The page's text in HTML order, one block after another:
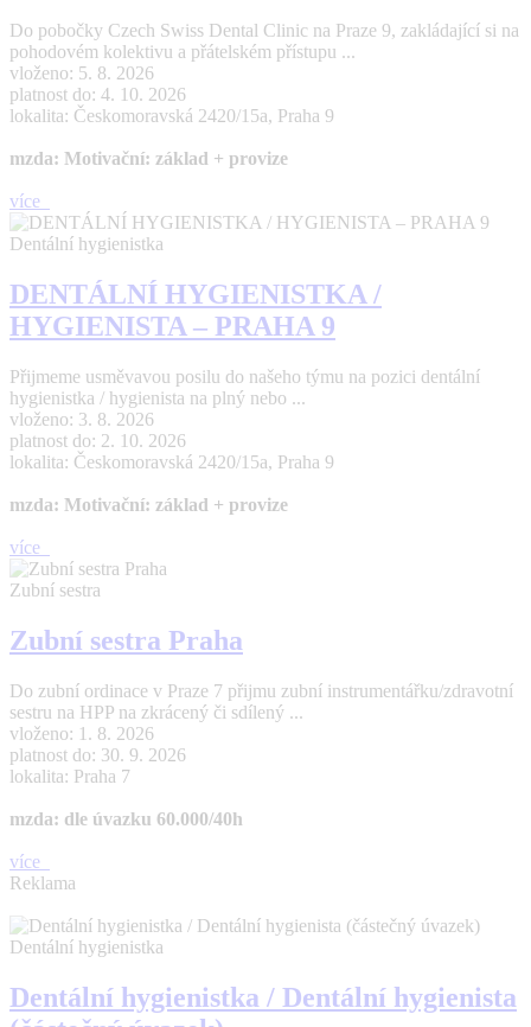
Do pobočky Czech Swiss Dental Clinic na Praze 9, zakládající si na
pohodovém kolektivu a přátelském přístupu ...
vloženo: 5. 8. 2026
platnost do: 4. 10. 2026
lokalita: Českomoravská 2420/15a, Praha 9
mzda: Motivační: základ + provize
více
Dentální hygienistka
DENTÁLNÍ HYGIENISTKA /
HYGIENISTA – PRAHA 9
Přijmeme usměvavou posilu do našeho týmu na pozici dentální
hygienistka / hygienista na plný nebo ...
vloženo: 3. 8. 2026
platnost do: 2. 10. 2026
lokalita: Českomoravská 2420/15a, Praha 9
mzda: Motivační: základ + provize
více
Zubní sestra
Zubní sestra Praha
Do zubní ordinace v Praze 7 přijmu zubní instrumentářku/zdravotní
sestru na HPP na zkrácený či sdílený ...
vloženo: 1. 8. 2026
platnost do: 30. 9. 2026
lokalita: Praha 7
mzda: dle úvazku 60.000/40h
více
Reklama
Dentální hygienistka
Dentální hygienistka / Dentální hygienista